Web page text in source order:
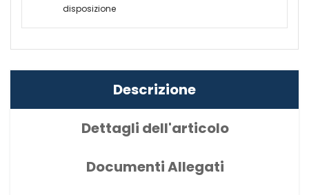
disposizione
Descrizione
Dettagli dell'articolo
Documenti Allegati